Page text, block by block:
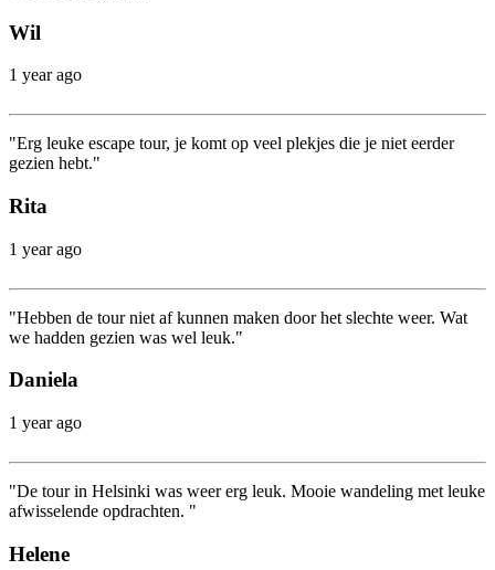
Wil
1 year ago
"Erg leuke escape tour, je komt op veel plekjes die je niet eerder
gezien hebt."
Rita
1 year ago
"Hebben de tour niet af kunnen maken door het slechte weer. Wat
we hadden gezien was wel leuk."
Daniela
1 year ago
"De tour in Helsinki was weer erg leuk. Mooie wandeling met leuke
afwisselende opdrachten. "
Helene